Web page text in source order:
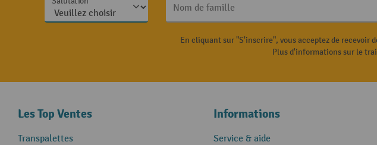
Nom de famille
En cliquant sur "S'inscrire", vous acceptez de recevoir
Plus d'informations sur le
Les Top Ventes
Transpalettes
Informations
Service & aide